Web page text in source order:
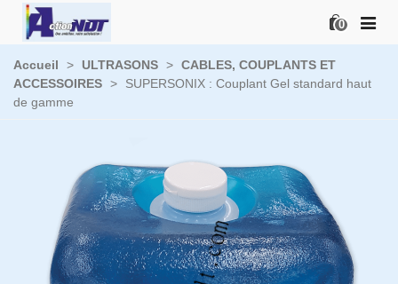
0
Accueil > ULTRASONS > CABLES, COUPLANTS ET
ACCESSOIRES >
SUPERSONIX : Couplant Gel standard haut
de gamme